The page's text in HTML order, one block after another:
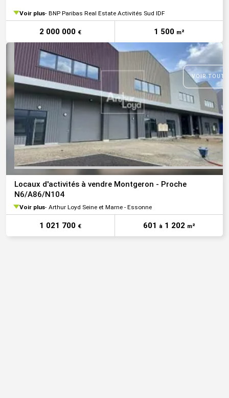
Voir plus BNP Paribas Real Estate Activités Sud IDF
2 000 000 € 1 500 m²
VOIR
Locaux d'activités à vendre Montgeron - Proche
N6/A86/N104
Voir plus Arthur Loyd Seine et Marne - Essonne
1 021 700 € 601 à1 202 m²